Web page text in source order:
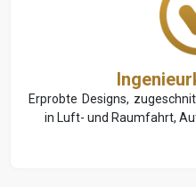
Erprobte Designs,
in Luft- und Raumfahrt,